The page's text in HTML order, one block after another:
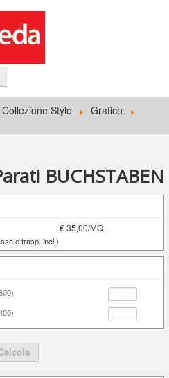
Collezione Style Grafico
BUCHSTABEN
€ 35,00/MQ
e trasp. incl.)